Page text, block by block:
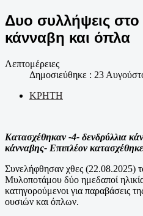
Δυο συλλήψεις στο
κάνναβη και όπλα
Λεπτομέρειες
Δημοσιεύθηκε : 23
ΚΡΗΤΗ
Κατασχέθηκαν -4- δενδρύλλια
κάνναβης- Επιπλέον
Συνελήφθησαν χθες (22.08.2025)
Μυλοποτάμου δύο ημεδαποί
κατηγορούμενοι για παραβάσεις
ουσιών και όπλων.